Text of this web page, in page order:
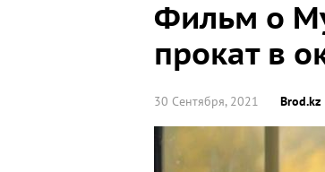
Фильм о
прокат в
30 Сентября, 2021 Brod.kz